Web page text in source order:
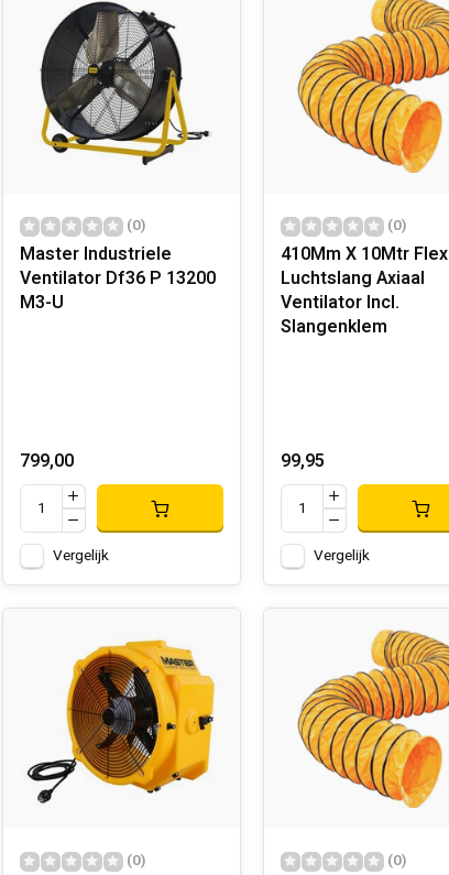
(0)
Master Industriele
Ventilator Df36 P 13200
M3-U
799,00
Vergelijk
(0)
410Mm X 10Mtr Flex
Luchtslang Axiaal
Ventilator Incl.
Slangenklem
99,95
Vergelijk
(0) (0)